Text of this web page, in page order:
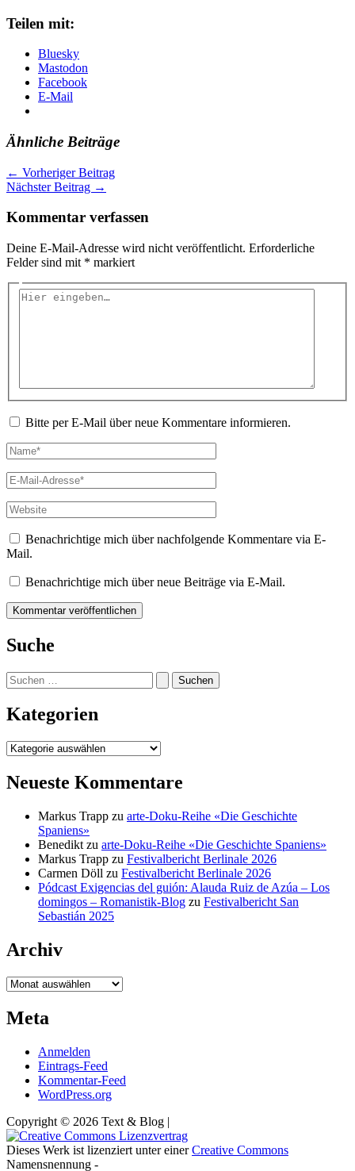
Teilen mit:
Bluesky
Mastodon
Facebook
E-Mail
Ähnliche Beiträge
← Vorheriger Beitrag
Nächster Beitrag →
Kommentar verfassen
Deine E-Mail-Adresse wird nicht veröffentlicht. Erforderliche
Felder sind mit * markiert
Hier
Bitte per E-Mail über neue Kommentare informieren.
Name*
E-
Mail-
Adresse*
Website
Benachrichtige mich über nachfolgende Kommentare via E-
Mail.
Benachrichtige mich über neue Beiträge via E-Mail.
Suche
Suchen
nach:
Kategorien
Kategorien
Neueste Kommentare
Markus Trapp zu arte-Doku-Reihe «Die Geschichte
Spaniens»
Benedikt zu arte-Doku-Reihe «Die Geschichte Spaniens»
Markus Trapp zu Festivalbericht Berlinale 2026
Carmen Döll zu Festivalbericht Berlinale 2026
Pódcast Exigencias del guión: Alauda Ruiz de Azúa – Los
domingos – Romanistik-Blog zu Festivalbericht San
Sebastián 2025
Archiv
Archiv
Meta
Anmelden
Eintrags-Feed
Kommentar-Feed
WordPress.org
Copyright © 2026 Text & Blog |
Dieses Werk ist lizenziert unter einerCreative Commons
Namensnennung -